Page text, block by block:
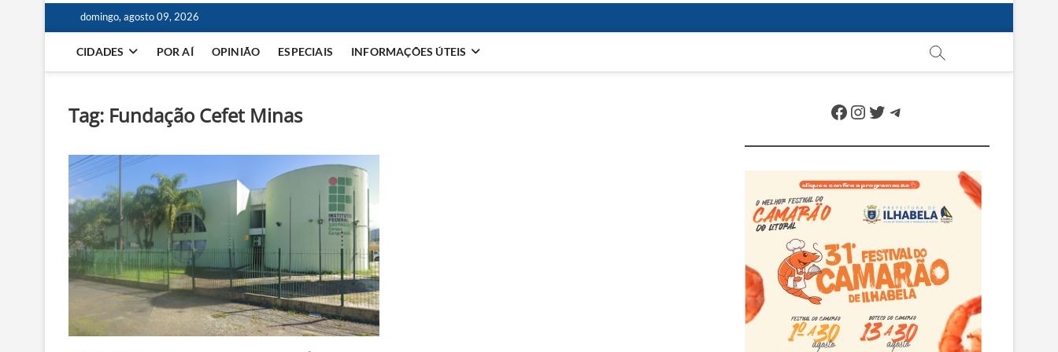
domingo, agosto 09, 2026
CIDADES POR AÍ OPINIÃO ESPECIAIS INFORMAÇÕES ÚTEIS
Tag: Fundação Cefet Minas Facebook
Instagram
Twitter
Telegram